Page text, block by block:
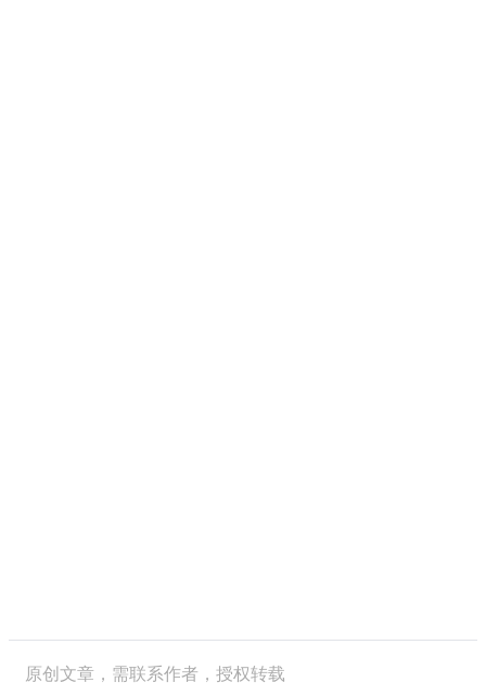
原创文章，需联系作者，授权转载